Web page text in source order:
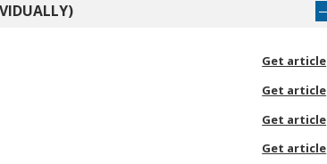
Get article
Get article
Get article
Get article